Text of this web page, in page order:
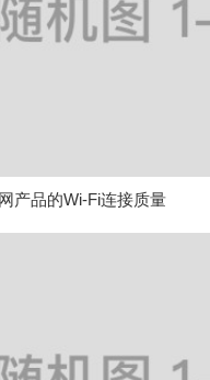
产品的Wi-Fi连接质量